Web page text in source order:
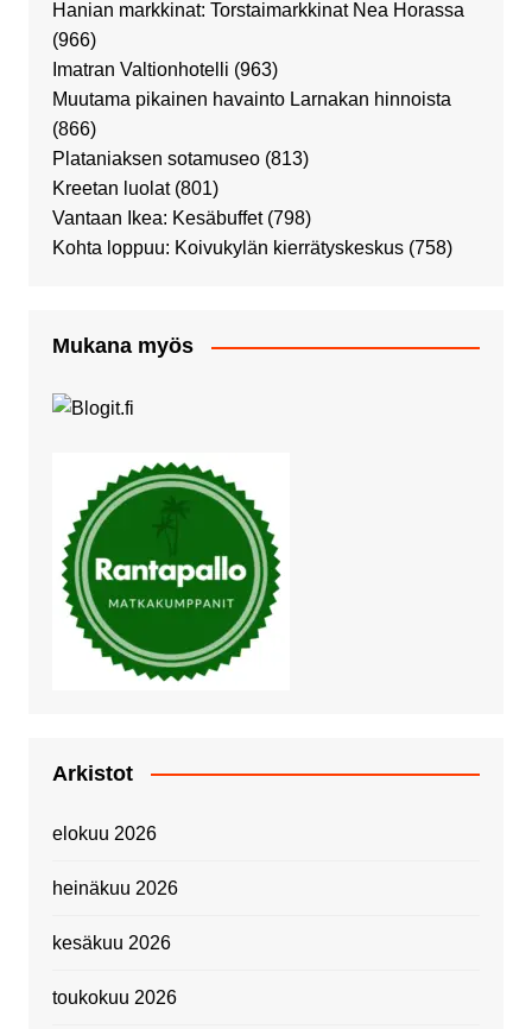
Hanian markkinat: Torstaimarkkinat Nea Horassa
(966)
Imatran Valtionhotelli (963)
Muutama pikainen havainto Larnakan hinnoista
(866)
Plataniaksen sotamuseo (813)
Kreetan luolat (801)
Vantaan Ikea: Kesäbuffet (798)
Kohta loppuu: Koivukylän kierrätyskeskus (758)
Mukana myös
Arkistot
elokuu 2026
heinäkuu 2026
kesäkuu 2026
toukokuu 2026